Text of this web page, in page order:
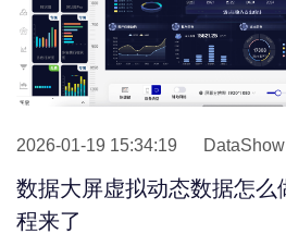
2026-01-19 15:34:19 DataShow
数据大屏虚拟动态数据怎么
程来了